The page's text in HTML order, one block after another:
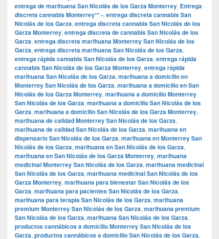
entrega de marihuana San Nicolás de los Garza Monterrey, Entrega
discreta cannabis Monterrey** -, entrega discreta cannabis San
Nicolás de los Garza, entrega discreta cannabis San Nicolás de los
Garza Monterrey, entrega discreta de cannabis San Nicolás de los
Garza, entrega discreta marihuana Monterrey San Nicolás de los
Garza, entrega discreta marihuana San Nicolás de los Garza,
entrega rápida cannabis San Nicolás de los Garza, entrega rápida
cannabis San Nicolás de los Garza Monterrey, entrega rápida
marihuana San Nicolás de los Garza, marihuana a domicilio en
Monterrey San Nicolás de los Garza, marihuana a domicilio en San
Nicolás de los Garza Monterrey, marihuana a domicilio Monterrey
San Nicolás de los Garza, marihuana a domicilio San Nicolás de los
Garza, marihuana a domicilio San Nicolás de los Garza Monterrey,
marihuana de calidad Monterrey San Nicolás de los Garza,
marihuana de calidad San Nicolás de los Garza, marihuana en
dispensario San Nicolás de los Garza, marihuana en Monterrey San
Nicolás de los Garza, marihuana en San Nicolás de los Garza,
marihuana en San Nicolás de los Garza Monterrey, marihuana
medicinal Monterrey San Nicolás de los Garza, marihuana medicinal
San Nicolás de los Garza, marihuana medicinal San Nicolás de los
Garza Monterrey, marihuana para bienestar San Nicolás de los
Garza, marihuana para pacientes San Nicolás de los Garza,
marihuana para terapia San Nicolás de los Garza, marihuana
premium Monterrey San Nicolás de los Garza, marihuana premium
San Nicolás de los Garza, marihuana San Nicolás de los Garza,
productos cannábicos a domicilio Monterrey San Nicolás de los
Garza, productos cannábicos a domicilio San Nicolás de los Garza,